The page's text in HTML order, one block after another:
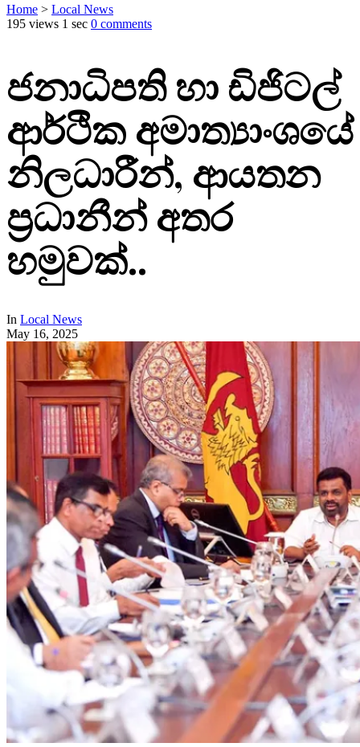
Home > Local News
195 views 1 sec 0 comments
ජනාධිපති හා ඩිජිටල්
ආර්ථික අමාත්‍යාංශයේ
නිලධාරීන්, ආයතන
ප්‍රධානීන් අතර
හමුවක්..
In Local News
May 16, 2025